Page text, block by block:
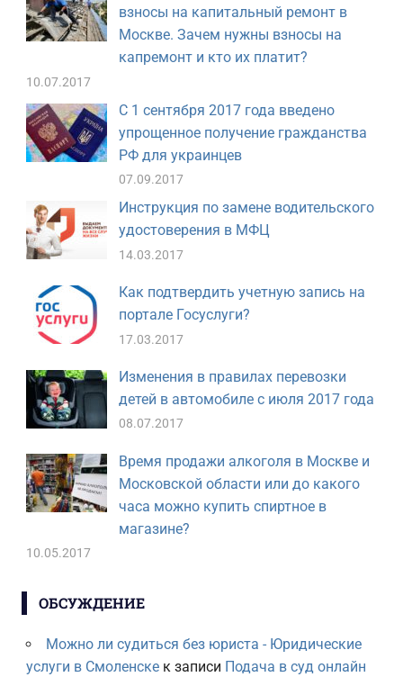
взносы на капитальный ремонт в
Москве. Зачем нужны взносы на
капремонт и кто их платит?
10.07.2017
С 1 сентября 2017 года введено
упрощенное получение гражданства
РФ для украинцев
07.09.2017
Инструкция по замене водительского
удостоверения в МФЦ
14.03.2017
Как подтвердить учетную запись на
портале Госуслуги?
17.03.2017
Изменения в правилах перевозки
детей в автомобиле с июля 2017 года
08.07.2017
Время продажи алкоголя в Москве и
Московской области или до какого
часа можно купить спиртное в
магазине?
10.05.2017
ОБСУЖДЕНИЕ
Можно ли судиться без юриста - Юридические
услуги в Смоленскек записи Подача в суд онлайн